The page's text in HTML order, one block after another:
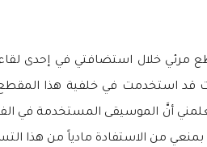
خلال استضافتي في إحدى
استخدمت في خلفية هذا المقطع
بمنعي من الاستفادة مادياً من